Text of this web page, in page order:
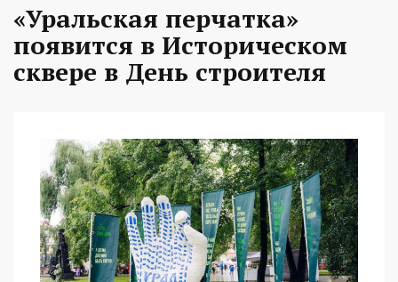
«Уральская перчатка»
появится в Историческом
сквере в День строителя